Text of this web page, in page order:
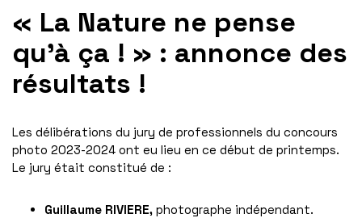
« La Nature ne pense
qu’à ça ! » : annonce des
résultats !
Les délibérations du jury de professionnels du concours
photo 2023-2024 ont eu lieu en ce début de printemps.
Le jury était constitué de :
Guillaume RIVIERE, photographe indépendant.